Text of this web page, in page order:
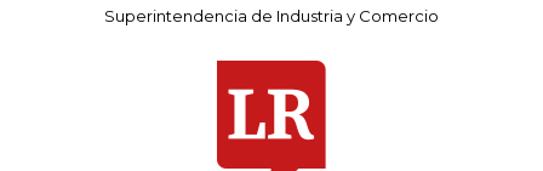
Superintendencia de Industria y Comercio